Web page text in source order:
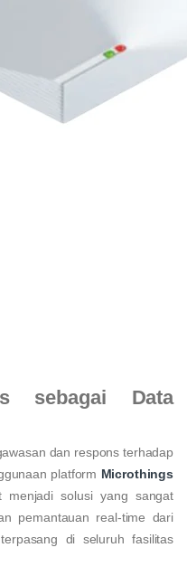
sebagai Data
dan respons terhadap
platform Microthings
menjadi solusi yang sangat
pemantauan real-time dari
di seluruh fasilitas